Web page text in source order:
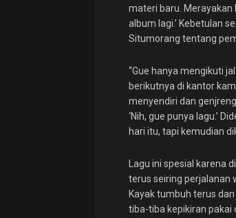
materi baru. Merayakan
album lagi.’ Kebetulan
Situmorang tentang
“Gue hanya mengikuti
berikutnya di kantor
menyendiri dan
‘Nih, gue punya lagu.’
hari itu, tapi kemudian
Lagu ini spesial karena
terus seiring perjalanan
Kayak tumbuh terus
tiba-tiba kepikiran pakai